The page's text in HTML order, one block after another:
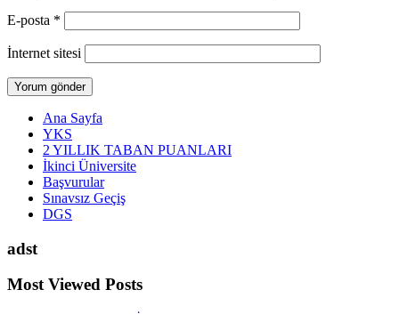
E-posta *
İnternet sitesi
Ana Sayfa
YKS
2 YILLIK TABAN PUANLARI
İkinci Üniversite
Başvurular
Sınavsız Geçiş
DGS
adst
Most Viewed Posts